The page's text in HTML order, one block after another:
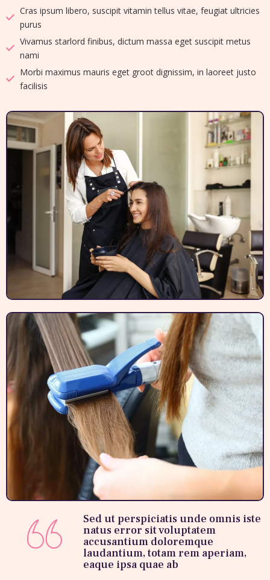
Cras ipsum libero, suscipit vitamin tellus vitae, feugiat ultricies
purus
Vivamus starlord finibus, dictum massa eget suscipit metus
nami
Morbi maximus mauris eget groot dignissim, in laoreet justo
facilisis
Sed ut perspiciatis unde omnis iste
natus error sit voluptatem
accusantium doloremque
laudantium, totam rem aperiam,
eaque ipsa quae ab